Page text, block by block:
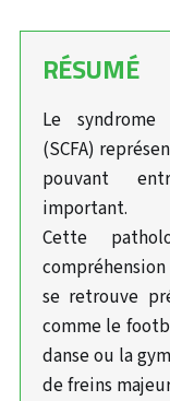
RÉSUMÉ
Le
(SCFA)
pouvant
important.
Cette
se retrouve
comme le
danse ou la
de freins